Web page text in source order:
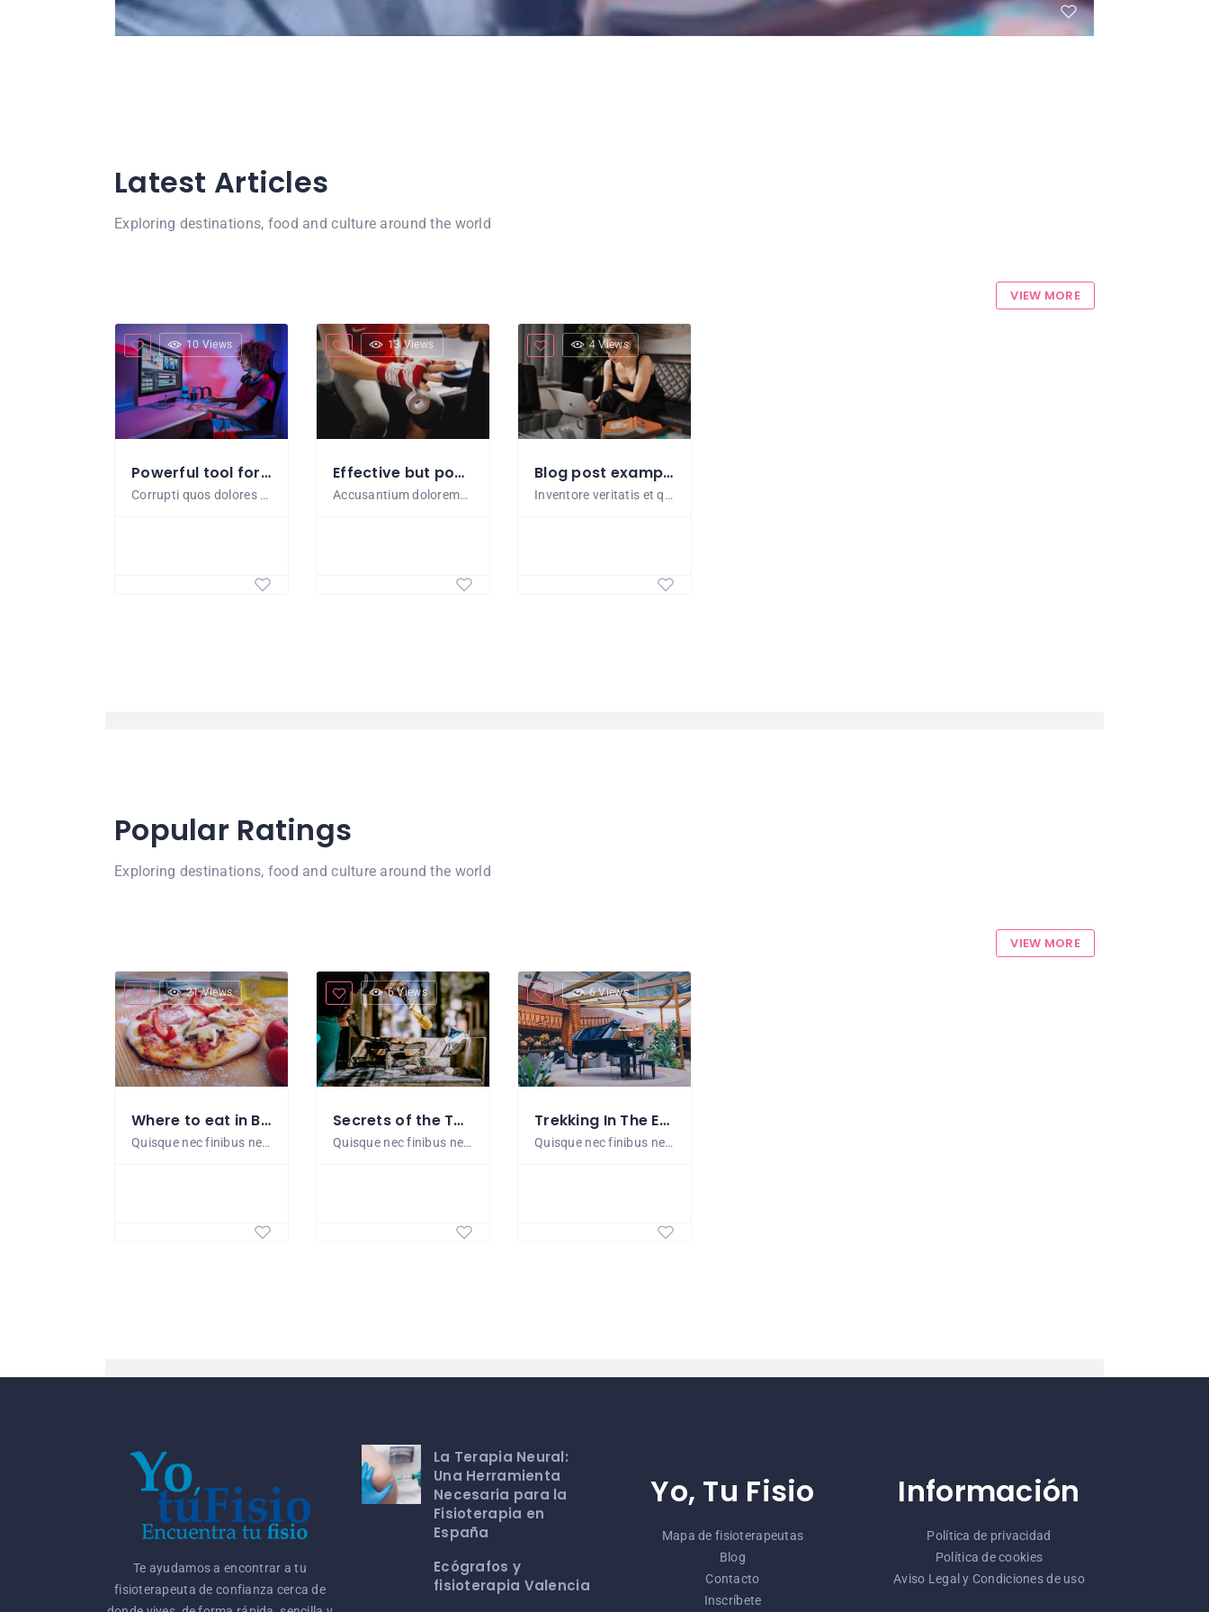
Latest Articles
Exploring destinations, food and culture around the world
VIEW MORE
10 Views
Powerful tool for all designers
Corrupti quos dolores et quas molestias excepturi sint occaecati. Animi, id est laborum et dolorum fuga. Temporibus autem quibusdam et aut officiis debitis aut rerum necessitatibus saepe eveniet ut et...
13 Views
Effective but powerful as well
Accusantium doloremque laudantium, totam rem aperiam, eaque ipsa quae ab illo. Facere possimus, omnis voluptas assumenda est, omnis dolor repellendus. Cupiditate non provident, similique sunt...
4 Views
Blog post example
Inventore veritatis et quasi architecto beatae vitae dicta sunt explicabo. Lorem ipsum dolor sit amet, consectetur adipisicing elit. Ut enim ad minima veniam, quis nostrum exercitationem ullam corporis suscipit...
Popular Ratings
Exploring destinations, food and culture around the world
VIEW MORE
21 Views
Where to eat in Bangkok
Quisque nec finibus neque. Cras maximus
6 Views
Secrets of the Tower of London
Quisque nec finibus neque. Cras maximus
6 Views
Trekking In The Ethiopian Mountains
Quisque nec finibus neque. Cras maximus
Te ayudamos a encontrar a tu
fisioterapeuta de confianza cerca de
La Terapia Neural:
Una Herramienta
Necesaria para la
Fisioterapia en
España
Ecógrafos y
fisioterapia Valencia
Yo, Tu Fisio
Mapa de fisioterapeutas
Blog
Contacto
Inscríbete
Información
Política de privacidad
Política de cookies
Aviso Legal y Condiciones de uso